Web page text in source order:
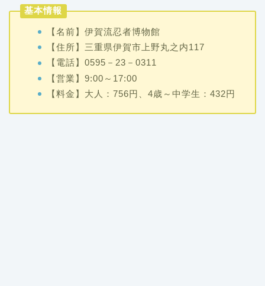
基本情報
【名前】伊賀流忍者博物館
【住所】三重県伊賀市上野丸之内117
【電話】0595－23－0311
【営業】9:00～17:00
【料金】大人：756円、4歳～中学生：432円